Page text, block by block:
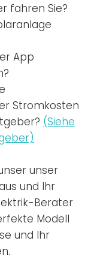
fahren Sie?
App
Stromkosten
(Siehe
unser
und Ihr
Berater
Modell
und Ihr